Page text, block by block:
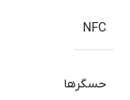
NFC
حسگرها